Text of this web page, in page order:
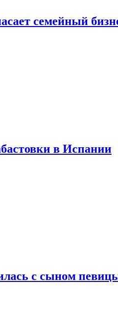
семейный
в Испании
с сыном